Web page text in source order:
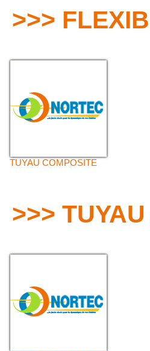
>>>
TUYAU COMPOSITE
>>>